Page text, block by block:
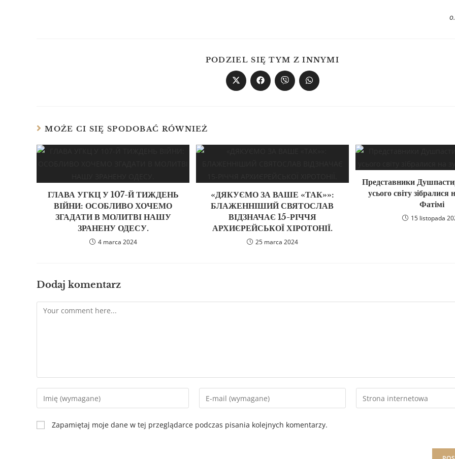
PODZIEL SIĘ TYM Z INNYMI
MOŻE CI SIĘ SPODOBAĆ RÓWNIEŻ
ГЛАВА УГКЦ У 107-Й ТИЖДЕНЬ
ВІЙНИ: ОСОБЛИВО ХОЧЕМО
ЗГАДАТИ В МОЛИТВІ НАШУ
ЗРАНЕНУ ОДЕСУ.
4 marca 2024
«ДЯКУЄМО ЗА ВАШЕ «ТАК»»:
БЛАЖЕННІШИЙ СВЯТОСЛАВ
ВІДЗНАЧАЄ 15-РІЧЧЯ
АРХИЄРЕЙСЬКОЇ ХІРОТОНІЇ.
25 marca 2024
Представники
усього світу зібралися
Фатімі
15 listopada
Dodaj komentarz
Zapamiętaj moje dane w tej przeglądarce podczas pisania kolejnych komentarzy.